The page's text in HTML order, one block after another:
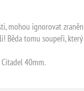
mohou ignorovat
tomu soupeři,
40mm.